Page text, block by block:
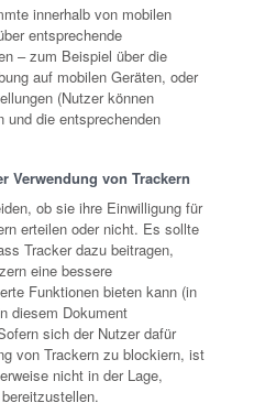
innerhalb von mobilen
entsprechende
– zum Beispiel über die
auf mobilen Geräten, oder
(Nutzer können
und die entsprechenden
Verwendung von Trackern
ob sie ihre Einwilligung für
erteilen oder nicht. Es sollte
Tracker dazu beitragen,
eine bessere
Funktionen bieten kann (in
diesem Dokument
sich der Nutzer dafür
von Trackern zu blockiern, ist
nicht in der Lage,